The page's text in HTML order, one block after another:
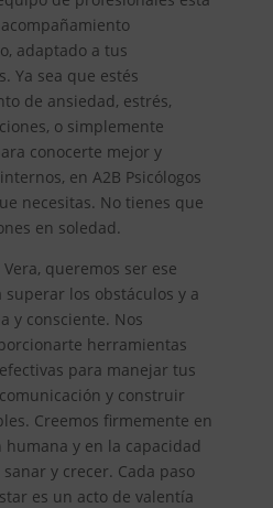
adaptado a tus
Ya sea que estés
de ansiedad, estrés,
o simplemente
conocerte mejor y
en A2B Psicólogos
necesitas. No tienes que
en soledad.
queremos ser ese
los obstáculos y a
y consciente. Nos
herramientas
para manejar tus
y construir
Creemos firmemente en
y en la capacidad
y crecer. Cada paso
es un acto de valentía